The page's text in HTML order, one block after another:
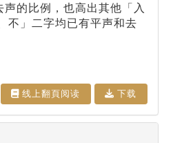
的比例，也高出其他「入
不」二字均已有平声和去
线上翻⾴阅读 下载